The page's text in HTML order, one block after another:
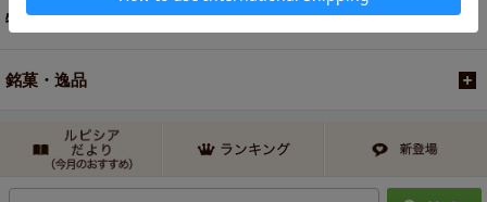
特別商品・お取り寄せ
銘菓・逸品